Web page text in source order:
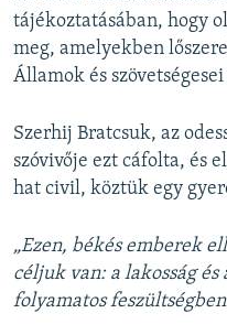
tájékoztatásában, hogy
meg, amelyekben
Államok és
Szerhij Bratcsuk, az
szóvivője ezt cáfolta, és
hat civil, köztük egy
„Ezen, békés emberek
céljuk van: a lakosság
folyamatos